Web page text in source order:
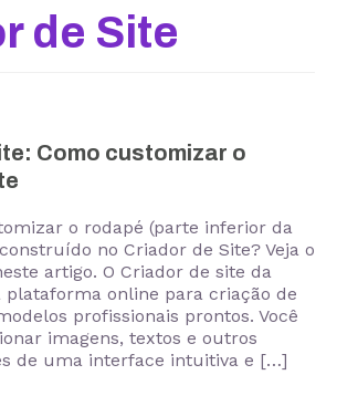
de Site
Como customizar o
o rodapé (parte inferior da
no Criador de Site? Veja o
artigo. O Criador de site da
plataforma online para criação de
profissionais prontos. Você
imagens, textos e outros
de uma interface intuitiva e […]